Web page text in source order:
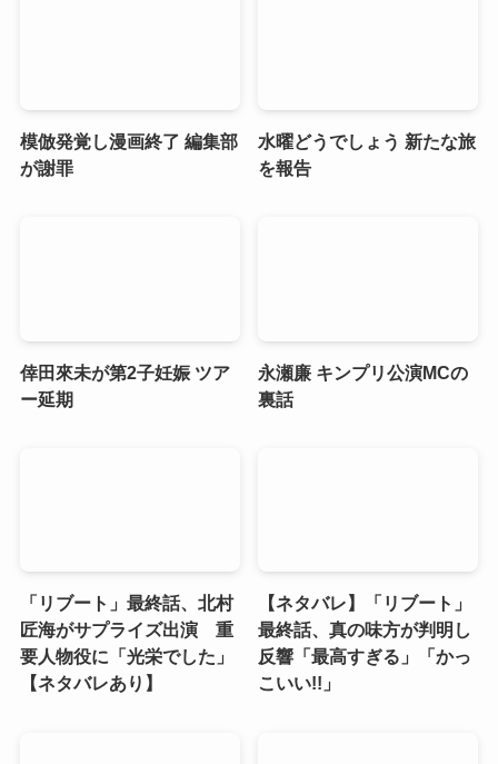
模倣発覚し漫画終了 編集部
が謝罪
水曜どうでしょう 新たな旅
を報告
倖田來未が第2子妊娠 ツア
ー延期
永瀬廉 キンプリ公演MCの
裏話
「リブート」最終話、北村
匠海がサプライズ出演 重
要人物役に「光栄でした」
【ネタバレあり】
【ネタバレ】「リブート」
最終話、真の味方が判明し
反響「最高すぎる」「かっ
こいい!!」